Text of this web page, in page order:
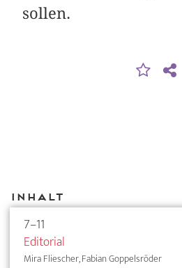
sollen.
Inhalt
7–11
Editorial
Mira Fliescher, Fabian Goppelsröder